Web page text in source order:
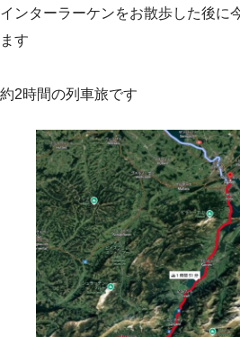
インターラーケンをお散歩した後に
ます
約2時間の列車旅です